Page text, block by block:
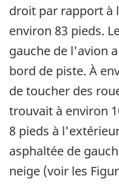
droit par rapport à
environ 83 pieds.
gauche de l'avion
bord de piste. À
de toucher des
trouvait à environ
8 pieds à
asphaltée de
neige (voir les